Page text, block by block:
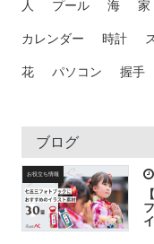
人 プール 海 家
カレンダー 時計
花 パソコン 握手
吹き出し
飛行機 グラフ ビル
歩く 工場 会社
ブログ
お役立ち情報